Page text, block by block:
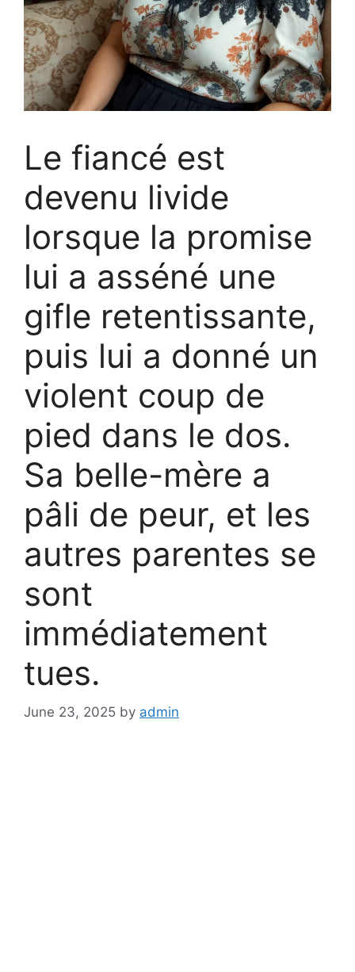
Le fiancé est
devenu livide
lorsque la promise
lui a asséné une
gifle retentissante,
puis lui a donné un
violent coup de
pied dans le dos.
Sa belle-mère a
pâli de peur, et les
autres parentes se
sont
immédiatement
tues.
June 23, 2025 by admin